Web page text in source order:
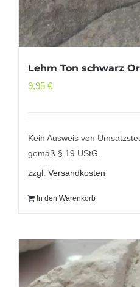
Lehm Ton schwarz
9,95 €
Kein Ausweis von
gemäß § 19 UStG.
zzgl. Versandkosten
In den Warenkorb